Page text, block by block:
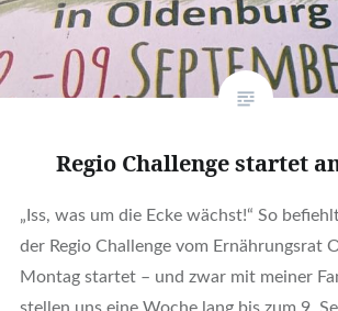
Regio Challenge startet
„Iss, was um die Ecke wächst!“ So
der Regio Challenge vom Ernährungsrat
Montag startet – und zwar mit meiner